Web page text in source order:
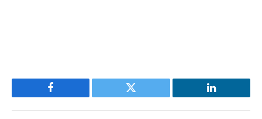
Facebook Twitter LinkedIn